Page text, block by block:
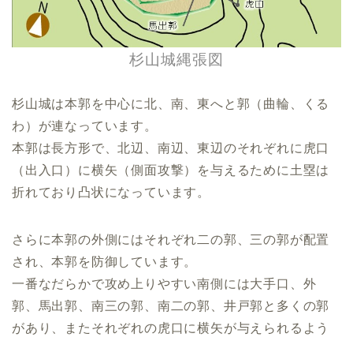
杉山城縄張図
杉山城は本郭を中心に北、南、東へと郭（曲輪、くる
わ）が連なっています。
本郭は長方形で、北辺、南辺、東辺のそれぞれに虎口
（出入口）に横矢（側面攻撃）を与えるために土塁は
折れており凸状になっています。
さらに本郭の外側にはそれぞれ二の郭、三の郭が配置
され、本郭を防御しています。
一番なだらかで攻め上りやすい南側には大手口、外
郭、馬出郭、南三の郭、南二の郭、井戸郭と多くの郭
があり、またそれぞれの虎口に横矢が与えられるよう